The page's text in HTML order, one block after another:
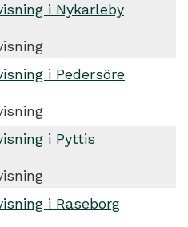
i Nykarleby
i Pedersöre
i Pyttis
i Raseborg